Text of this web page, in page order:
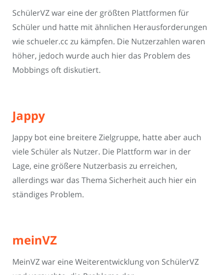
SchülerVZ war eine der größten Plattformen für
Schüler und hatte mit ähnlichen Herausforderungen
wie schueler.cc zu kämpfen. Die Nutzerzahlen waren
höher, jedoch wurde auch hier das Problem des
Mobbings oft diskutiert.
Jappy
Jappy bot eine breitere Zielgruppe, hatte aber auch
viele Schüler als Nutzer. Die Plattform war in der
Lage, eine größere Nutzerbasis zu erreichen,
allerdings war das Thema Sicherheit auch hier ein
ständiges Problem.
meinVZ
MeinVZ war eine Weiterentwicklung von SchülerVZ